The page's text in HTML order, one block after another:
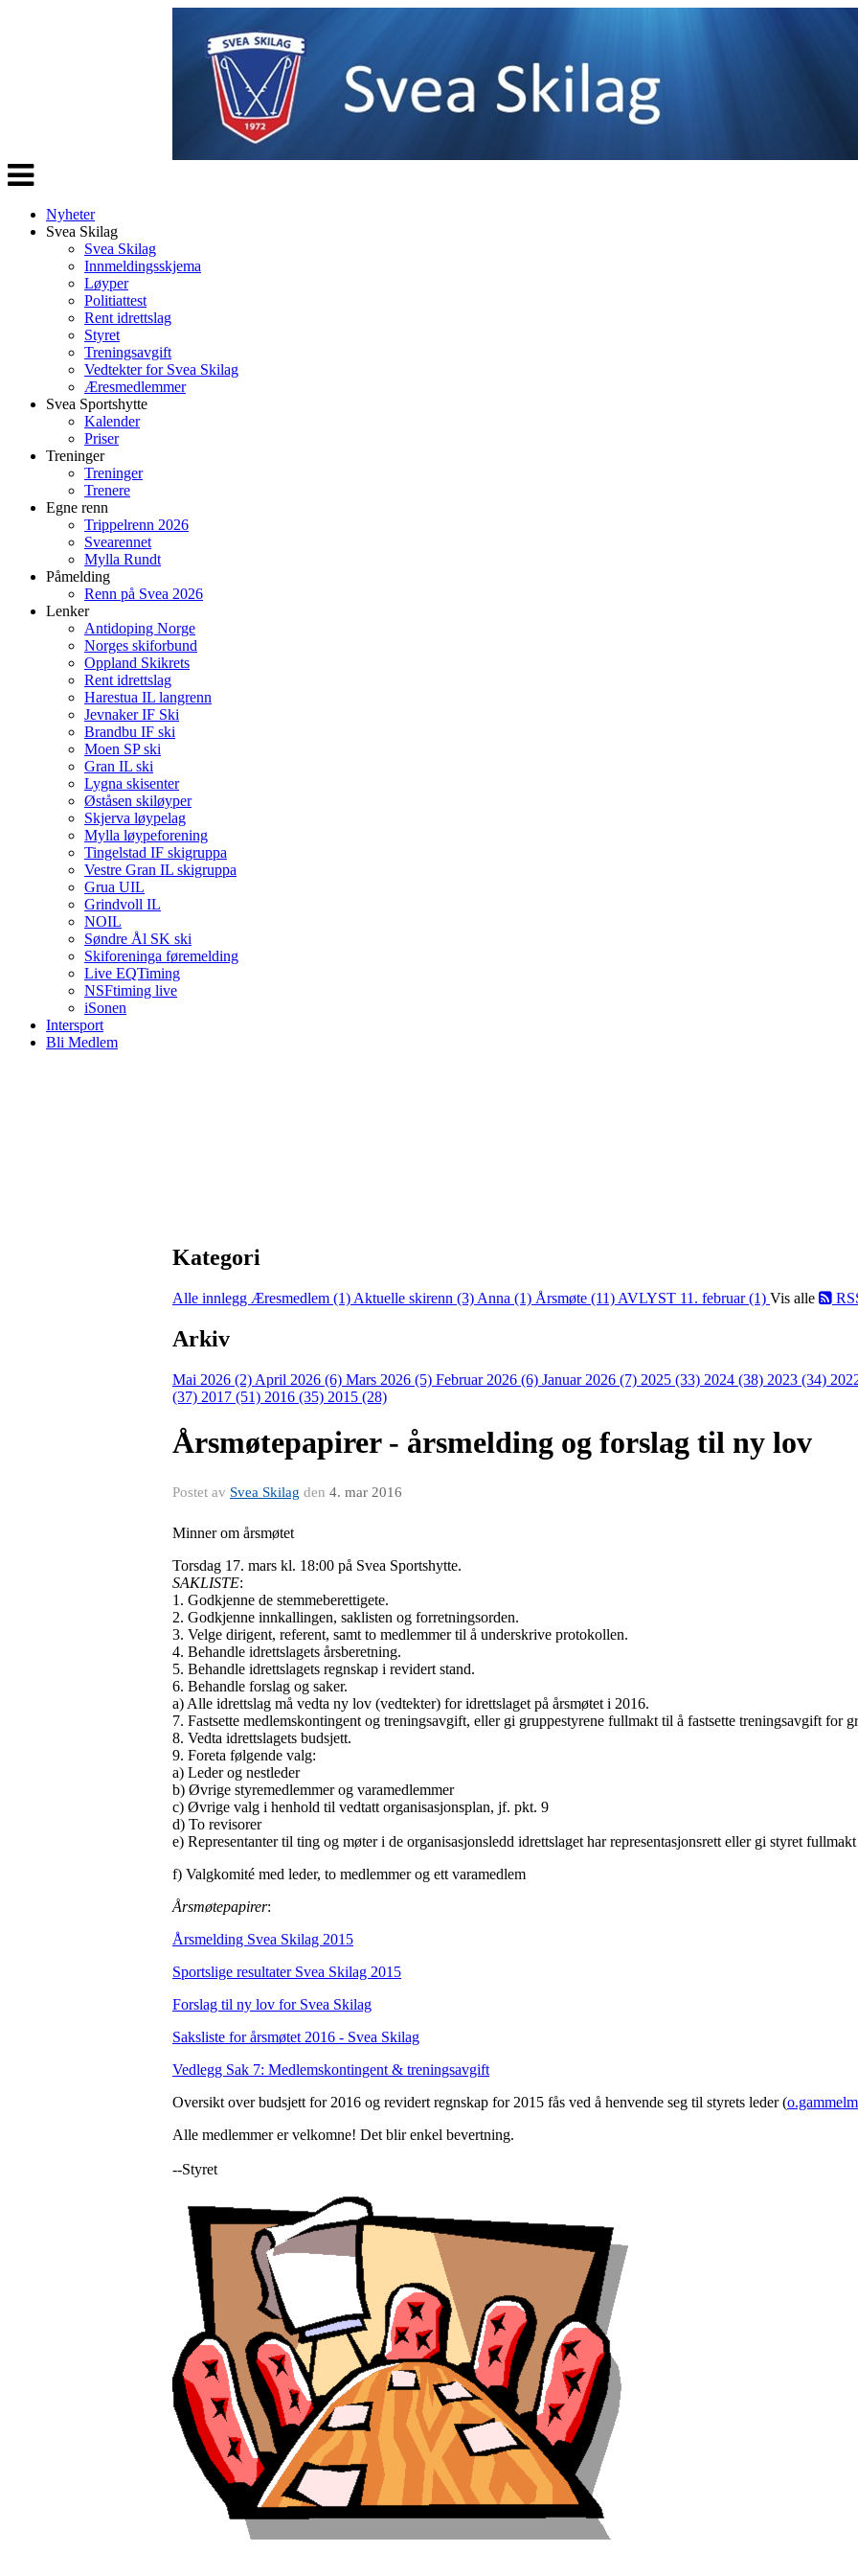
Veksle
navigasjon
Nyheter
Svea Skilag
Svea Skilag
Innmeldingsskjema
Løyper
Politiattest
Rent idrettslag
Styret
Treningsavgift
Vedtekter for Svea Skilag
Æresmedlemmer
Svea Sportshytte
Kalender
Priser
Treninger
Treninger
Trenere
Egne renn
Trippelrenn 2026
Svearennet
Mylla Rundt
Påmelding
Renn på Svea 2026
Lenker
Antidoping Norge
Norges skiforbund
Oppland Skikrets
Rent idrettslag
Harestua IL langrenn
Jevnaker IF Ski
Brandbu IF ski
Moen SP ski
Gran IL ski
Lygna skisenter
Øståsen skiløyper
Skjerva løypelag
Mylla løypeforening
Tingelstad IF skigruppa
Vestre Gran IL skigruppa
Grua UIL
Grindvoll IL
NOIL
Søndre Ål SK ski
Skiforeninga føremelding
Live EQTiming
NSFtiming live
iSonen
Intersport
Bli Medlem
Kategori
Alle innlegg Æresmedlem (1) Aktuelle skirenn (3) Anna (1) Årsmøte (11) AVLYST 11. februar (1) Vis alle
Arkiv
Mai 2026 (2) April 2026 (6) Mars 2026 (5) Februar 2026 (6) Januar 2026 (7) 2025 (33) 2024 (38) 2023 (34)
(37) 2017 (51) 2016 (35) 2015 (28)
Årsmøtepapirer - årsmelding og forslag til ny lov
Postet av Svea Skilag den 4. mar 2016
Minner om årsmøtet
Torsdag 17. mars kl. 18:00 på Svea Sportshytte.
SAKLISTE:
1. Godkjenne de stemmeberettigete.
2. Godkjenne innkallingen, saklisten og forretningsorden.
3. Velge dirigent, referent, samt to medlemmer til å underskrive protokollen.
4. Behandle idrettslagets årsberetning.
5. Behandle idrettslagets regnskap i revidert stand.
6. Behandle forslag og saker.
a) Alle idrettslag må vedta ny lov (vedtekter) for idrettslaget på årsmøtet i 2016.
7. Fastsette medlemskontingent og treningsavgift, eller gi gruppestyrene fullmakt til å fastsette treningsavgift for
8. Vedta idrettslagets budsjett.
9. Foreta følgende valg:
a) Leder og nestleder
b) Øvrige styremedlemmer og varamedlemmer
c) Øvrige valg i henhold til vedtatt organisasjonsplan, jf. pkt. 9
d) To revisorer
e) Representanter til ting og møter i de organisasjonsledd idrettslaget har representasjonsrett eller gi styret
f) Valgkomité med leder, to medlemmer og ett varamedlem
Årsmøtepapirer:
Årsmelding Svea Skilag 2015
Sportslige resultater Svea Skilag 2015
Forslag til ny lov for Svea Skilag
Saksliste for årsmøtet 2016 - Svea Skilag
Vedlegg Sak 7: Medlemskontingent & treningsavgift
Oversikt over budsjett for 2016 og revidert regnskap for 2015 fås ved å henvende seg til styrets leder (
Alle medlemmer er velkomne! Det blir enkel bevertning.
--Styret